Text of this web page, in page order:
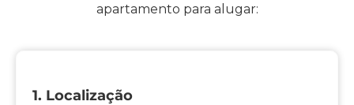
apartamento para alugar:
1. Localização